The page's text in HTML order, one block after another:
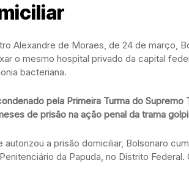
Alexandre de Moraes, de 24 de março,
o mesmo hospital privado da capital
bacteriana.
pela Primeira Turma do Supremo
de prisão na ação penal da trama
a prisão domiciliar, Bolsonaro
da Papuda, no Distrito